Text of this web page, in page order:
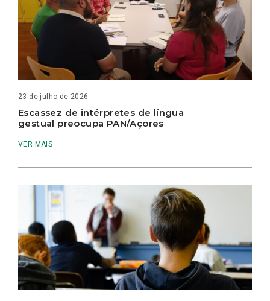
23 de julho de 2026
Escassez de intérpretes de língua
gestual preocupa PAN/Açores
VER MAIS